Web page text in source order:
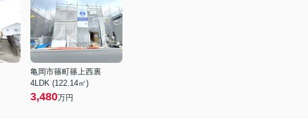
亀岡市篠町篠上西裏
4LDK (122.14㎡)
3,480万円